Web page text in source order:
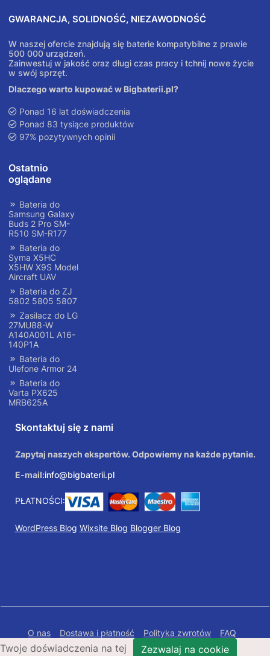
GWARANCJA, SOLIDNOŚĆ, NIEZAWODNOŚĆ
W naszej ofercie znajdują się baterie kompatybilne z prawie
500 000 urządzeń.
Zainwestuj w jakość oraz długi czas pracy i tchnij nowe życie
w swój sprzęt.
Dlaczego warto kupować w Bigbaterii.pl?
Ponad 16 lat doświadczenia
Ponad 83 tysiące produktów
97% pozytywnych opinii
Ostatnio
oglądane
Bateria do
Samsung Galaxy
Buds 2 Pro SM-
R510 SM-R177
Bateria do
Syma X5HC
X5HW X9S Model
Aircraft UAV
Bateria do ZJ
5802 5805 5807
Zasilacz do LG
27MU88-W
A140A001L A16-
140P1A
Bateria do
Ulefone Armor 24
Bateria do
Varta PX625
MRB625A
Skontaktuj się z nami
Zapytaj naszych ekspertów. Odpowiemy na każde pytanie.
E-mail:info@bigbaterii.pl
PŁATNOŚCI:
WordPress Blog Wixsite Blog Blogger Blog
O nas Dostawa i płatność Polityka zwrotów
FAQ
Polityka prywatności
Mapa Strony
Twoje doświadczenia na tej Zezwalaj na cookie